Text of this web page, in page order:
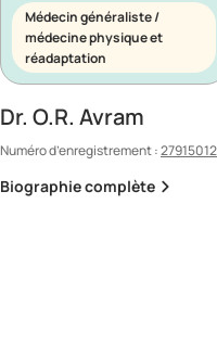
Médecin généraliste /
médecine physique et
réadaptation
Dr. O.R. Avram
Numéro d’enregistrement :
Biographie complète